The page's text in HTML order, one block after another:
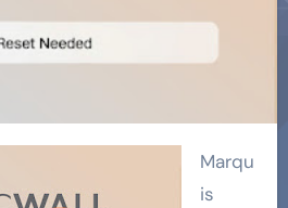
Marqu
is